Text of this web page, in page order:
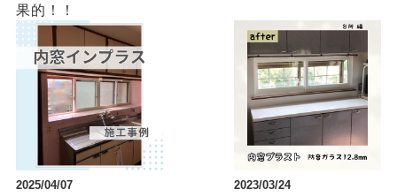
果的！！
2025/04/07 2023/03/24